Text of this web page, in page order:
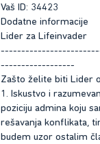
Vaš ID: 34423
Dodatne informacije
Lider za Lifeinvader
------------------
Zašto želite biti Lider
1. Iskustvo i
poziciju admina koju
rešavanja konflikata,
budem uzor ostalim